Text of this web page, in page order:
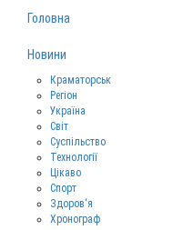
Головна
Новини
Краматорськ
Регіон
Україна
Світ
Суспільство
Технології
Цікаво
Спорт
Здоров‘я
Хронограф